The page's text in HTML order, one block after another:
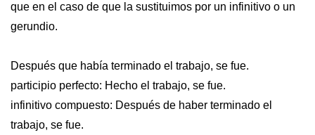
que en el caso de que la sustituimos por un infinitivo o un
gerundio.
Después que había terminado el trabajo, se fue.
participio perfecto: Hecho el trabajo, se fue.
infinitivo compuesto: Después de haber terminado el
trabajo, se fue.